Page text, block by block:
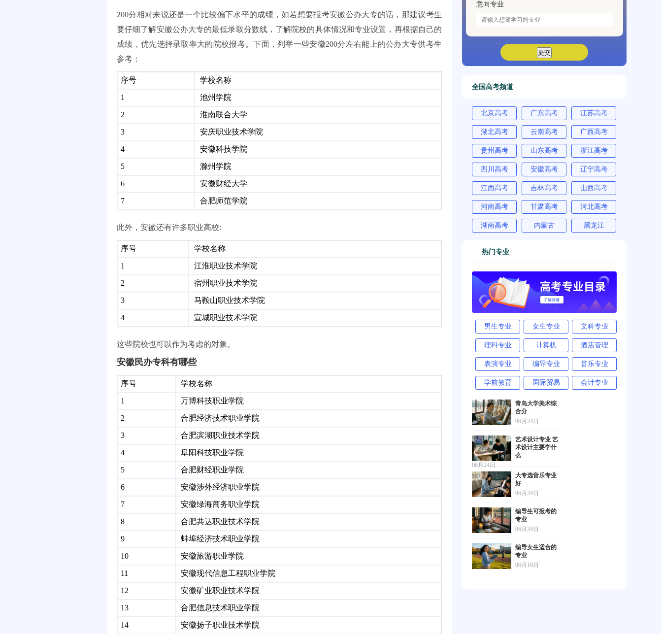
200分相对来说还是一个比较偏下水平的成绩，如若想要报考安徽公办大专的话，那建议考生
要仔细了解安徽公办大专的最低录取分数线，了解院校的具体情况和专业设置，再根据自己的
成绩，优先选择录取率大的院校报考。下面，列举一些安徽200分左右能上的公办大专供考生
参考：
序号 学校名称
1 池州学院
2 淮南联合大学
3 安庆职业技术学院
4 安徽科技学院
5 滁州学院
6 安徽财经大学
7 合肥师范学院
此外，安徽还有许多职业高校:
序号 学校名称
1 江淮职业技术学院
2 宿州职业技术学院
3 马鞍山职业技术学院
4 宣城职业技术学院
这些院校也可以作为考虑的对象。
安徽民办专科有哪些
序号 学校名称
1 万博科技职业学院
2 合肥经济技术职业学院
3 合肥滨湖职业技术学院
4 阜阳科技职业学院
5 合肥财经职业学院
6 安徽涉外经济职业学院
7 安徽绿海商务职业学院
8 合肥共达职业技术学院
9 蚌埠经济技术职业学院
10 安徽旅游职业学院
11 安徽现代信息工程职业学院
12 安徽矿业职业技术学院
13 合肥信息技术职业学院
14 安徽扬子职业技术学院
意向专业
全国高考频道
北京高考 广东高考 江苏高考
湖北高考 云南高考 广西高考
贵州高考 山东高考 浙江高考
四川高考 安徽高考 辽宁高考
江西高考 吉林高考 山西高考
河南高考 甘肃高考 河北高考
湖南高考 内蒙古 黑龙江
热门专业
男生专业 女生专业 文科专业
理科专业 计算机 酒店管理
表演专业 编导专业 音乐专业
学前教育 国际贸易 会计专业
青岛大学美术综
合分
06月24日
艺术设计专业 艺
术设计主要学什
么
06月24日
大专选音乐专业
好
06月24日
编导生可报考的
专业
06月24日
编导女生适合的
专业
06月19日